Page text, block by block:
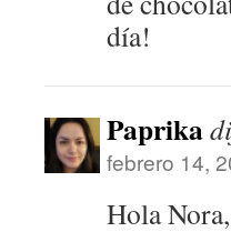
día!
Paprika
febrero 14,
Hola Nora,